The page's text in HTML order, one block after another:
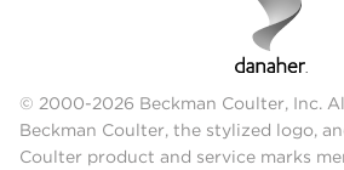
© 2000-2026 Beckman Coulter, Inc.
Beckman Coulter, the stylized logo,
Coulter product and service marks